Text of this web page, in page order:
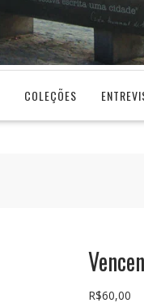
COLEÇÕES
R$60,00